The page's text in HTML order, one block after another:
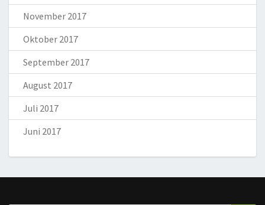
November 2017
Oktober 2017
September 2017
August 2017
Juli 2017
Juni 2017